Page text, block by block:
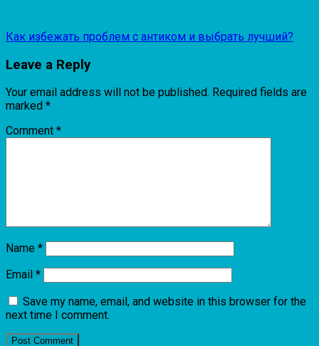
Как избежать проблем с антиком и выбрать лучший?
Leave a Reply
Your email address will not be published. Required fields are
marked *
Comment *
Name *
Email *
Save my name, email, and website in this browser for the
next time I comment.